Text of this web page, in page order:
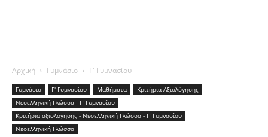
Αρχική Γυμνάσιο Γ' Γυμνασίου
Γυμνάσιο Γ' Γυμνασίου Μαθήματα
Κριτήρια Αξιολόγησης
Νεοελληνική Γλώσσα - Γ’ Γυμνασίου
Κριτήρια αξιολόγησης - Νεοελληνική Γλώσσα - Γ’ Γυμνασίου
Νεοελληνική Γλώσσα